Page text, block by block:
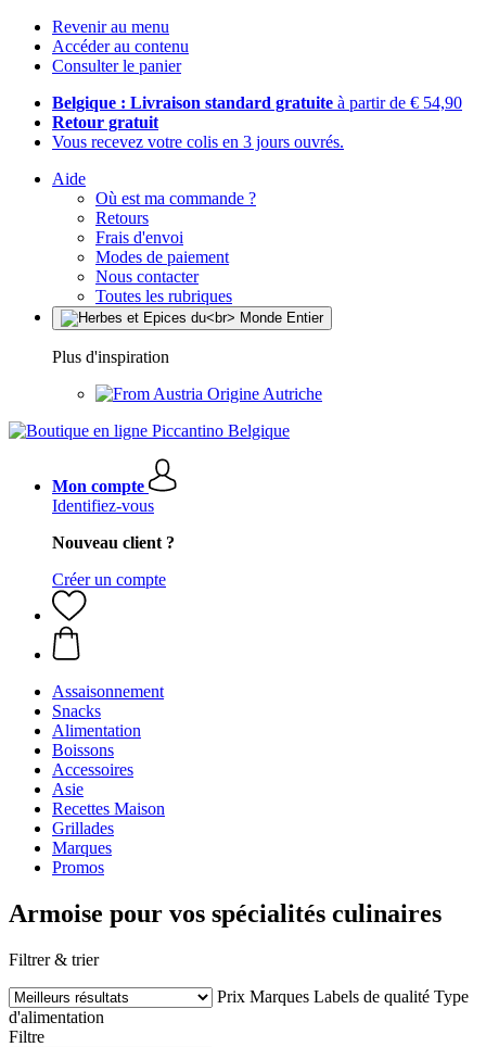
Revenir au menu
Accéder au contenu
Consulter le panier
Belgique : Livraison standard gratuite à partir de € 54,90
Retour gratuit
Vous recevez votre colis en 3 jours ouvrés.
Aide
Où est ma commande ?
Retours
Frais d'envoi
Modes de paiement
Nous contacter
Toutes les rubriques
Plus d'inspiration
Origine Autriche
Mon compte
Identifiez-vous
Nouveau client ?
Créer un compte
Assaisonnement
Snacks
Alimentation
Boissons
Accessoires
Asie
Recettes Maison
Grillades
Marques
Promos
Armoise pour vos spécialités culinaires
Filtrer & trier
Prix Marques Labels de qualité Type
d'alimentation
Filtre